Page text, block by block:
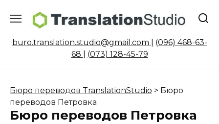
содержанию
buro.translation.studio@gmail.com
(096) 468-63-
68
(073) 128-45-79
Бюро переводов TranslationStudio > Бюро
переводов Петровка
Бюро переводов Петровка